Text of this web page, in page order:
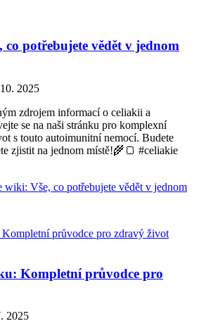
co potřebujete vědět v jednom
2025
zdrojem informací o celiakii a
se na naši stránku pro komplexní
s touto autoimunitní nemocí. Budete
zjistit na jednom místě!🌾🍞 #celiakie
wiki: Vše, co potřebujete vědět v jednom
Kompletní průvodce pro
2025